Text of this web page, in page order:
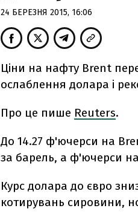
24 БЕРЕЗНЯ 2015, 16:06
Ціни на нафту Brent
ослаблення долара і
Про це пише Reuters.
До 14.27 ф'ючерси на
за барель, а ф'ючерси
Курс долара до євро
котирувань сировини,